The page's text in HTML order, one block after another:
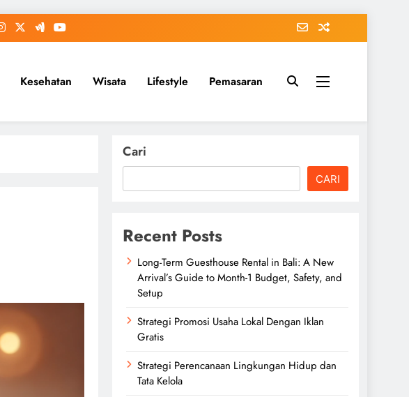
Kesehatan Wisata Lifestyle Pemasaran
Cari
CARI
Recent Posts
Long-Term Guesthouse Rental in Bali: A New
Arrival’s Guide to Month-1 Budget, Safety, and
Setup
Strategi Promosi Usaha Lokal Dengan Iklan
Gratis
Strategi Perencanaan Lingkungan Hidup dan
Tata Kelola